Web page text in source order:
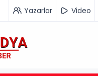
Yazarlar Video